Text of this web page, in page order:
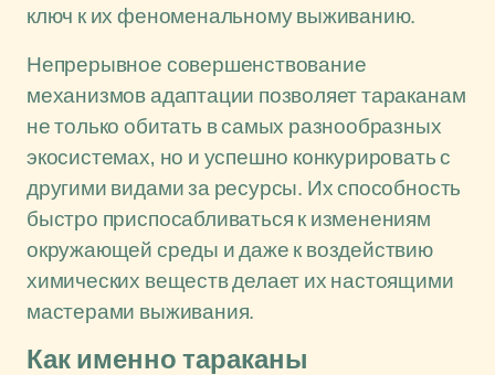
ключ к их феноменальному выживанию.
Непрерывное совершенствование
механизмов адаптации позволяет тараканам
не только обитать в самых разнообразных
экосистемах, но и успешно конкурировать с
другими видами за ресурсы. Их способность
быстро приспосабливаться к изменениям
окружающей среды и даже к воздействию
химических веществ делает их настоящими
мастерами выживания.
Как именно тараканы